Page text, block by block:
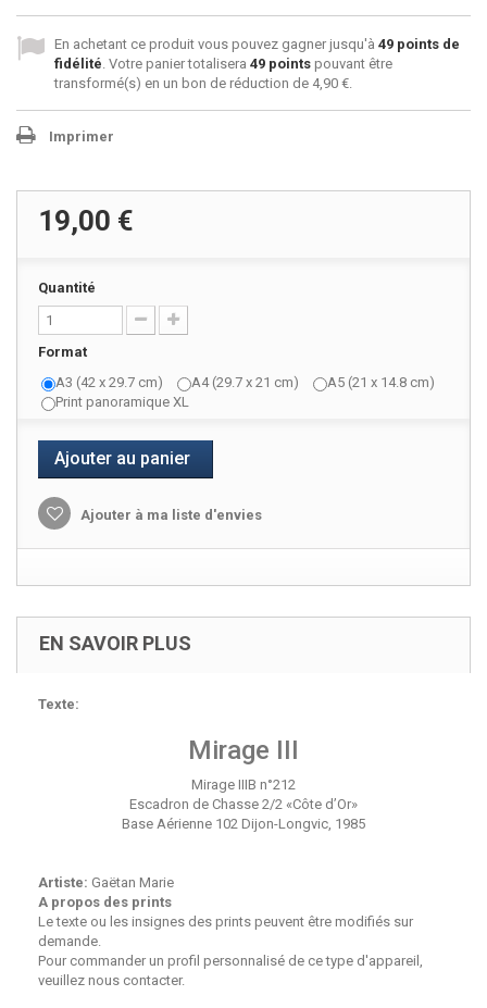
En achetant ce produit vous pouvez gagner jusqu'à 49 points de
fidélité. Votre panier totalisera 49 points pouvant être
transformé(s) en un bon de réduction de 4,90 €.
Imprimer
19,00 €
Quantité
Format
A3 (42 x 29.7 cm)
A4 (29.7 x 21 cm)
A5 (21 x 14.8 cm)
Print panoramique XL
Ajouter au panier
Ajouter à ma liste d'envies
EN SAVOIR PLUS
Texte:
Mirage III
Mirage IIIB n°212
Escadron de Chasse 2/2 «Côte d’Or»
Base Aérienne 102 Dijon-Longvic, 1985
Artiste: Gaëtan Marie
A propos des prints
Le texte ou les insignes des prints peuvent être modifiés sur
demande.
Pour commander un profil personnalisé de ce type d'appareil,
veuillez nous contacter.